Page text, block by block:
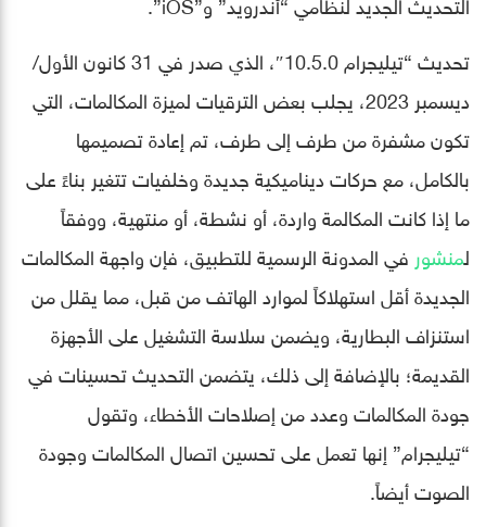
تحديث “تيليجرام 10.5.0″، الذي صدر في 31 كانون الأول/
ديسمبر 2023، يجلب بعض الترقيات لميزة المكالمات، التي
تكون مشفرة من طرف إلى طرف، تم إعادة تصميمها
بالكامل، مع حركات ديناميكية جديدة وخلفيات تتغير بناءً على
ما إذا كانت المكالمة واردة، أو نشطة، أو منتهية، ووفقاً
لمنشور في المدونة الرسمية للتطبيق، فإن واجهة المكالمات
الجديدة أقل استهلاكاً لموارد الهاتف من قبل، مما يقلل من
استنزاف البطارية، ويضمن سلاسة التشغيل على الأجهزة
القديمة؛ بالإضافة إلى ذلك، يتضمن التحديث تحسينات في
جودة المكالمات وعدد من إصلاحات الأخطاء، وتقول
“تيليجرام” إنها تعمل على تحسين اتصال المكالمات وجودة
الصوت أيضاً.